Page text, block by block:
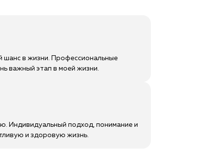
шанс в жизни. Профессиональные
важный этап в моей жизни.
Индивидуальный подход, понимание и
и здоровую жизнь.